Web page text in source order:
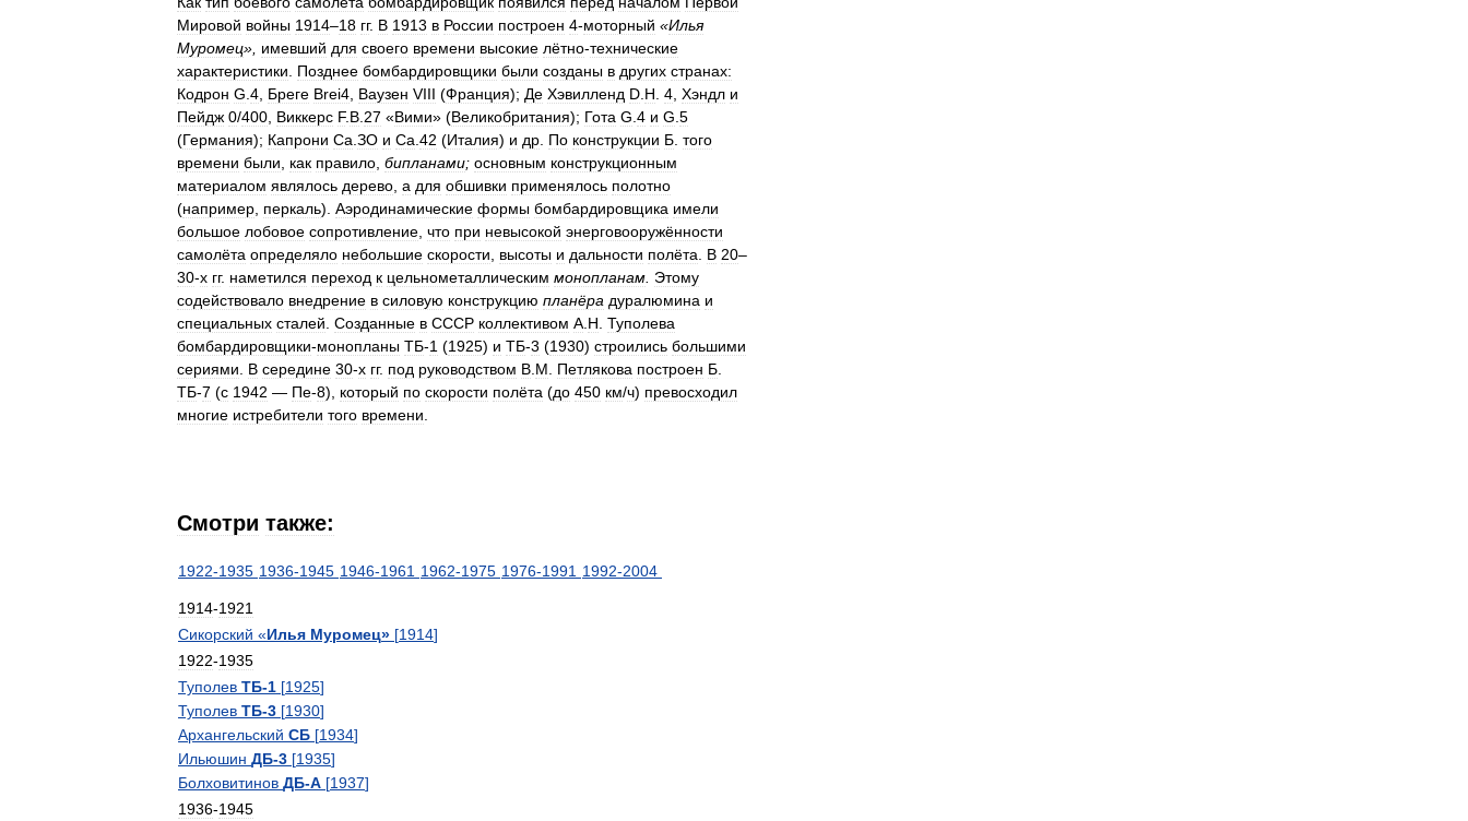
Мировой войны 1914–18 гг. В 1913 в России построен 4-моторный «Илья
Муромец», имевший для своего времени высокие лётно-технические
характеристики
Позднее бомбардировщики были созданы в других странах:
Кодрон G 4 Бреге Brei4 Ваузен VIII (Франция); Де Хэвилленд D H 4 Хэндл и
Пейдж 0/400 Виккерс F. B 27 «Вими» (Великобритания); Гота G 4 и G 5
(Германия); Капрони Са ЗО и Са 42 (Италия) и др По конструкции Б того
времени были как правило бипланами; основным конструкционным
материалом являлось дерево а для обшивки применялось полотно
(например перкаль). Аэродинамические формы бомбардировщика имели
большое лобовое сопротивление что при невысокой энерговооружённости
самолёта определяло небольшие скорости высоты и дальности полёта В 20–
30-х гг. наметился переход к цельнометаллическим монопланам Этому
содействовало внедрение в силовую конструкцию планёра дуралюмина и
специальных сталей Созданные в СССР коллективом А Н Туполева
бомбардировщики-монопланы ТБ-1 (1925) и ТБ-3 (1930) строились большими
сериями
В середине 30-х гг. под руководством В М Петлякова построен Б
ТБ-7 (с 1942 — Пе-8), который по скорости полёта (до 450 км/ч) превосходил
многие истребители того времени
Смотри также:
1922-1935 1936-1945 1946-1961 1962-1975 1976-1991 1992-2004
1914-1921
Сикорский «Илья Муромец» [1914]
1922-1935
Туполев ТБ-1 [1925]
Туполев ТБ-3 [1930]
Архангельский СБ [1934]
Ильюшин ДБ-3 [1935]
Болховитинов ДБ-А [1937]
1936-1945